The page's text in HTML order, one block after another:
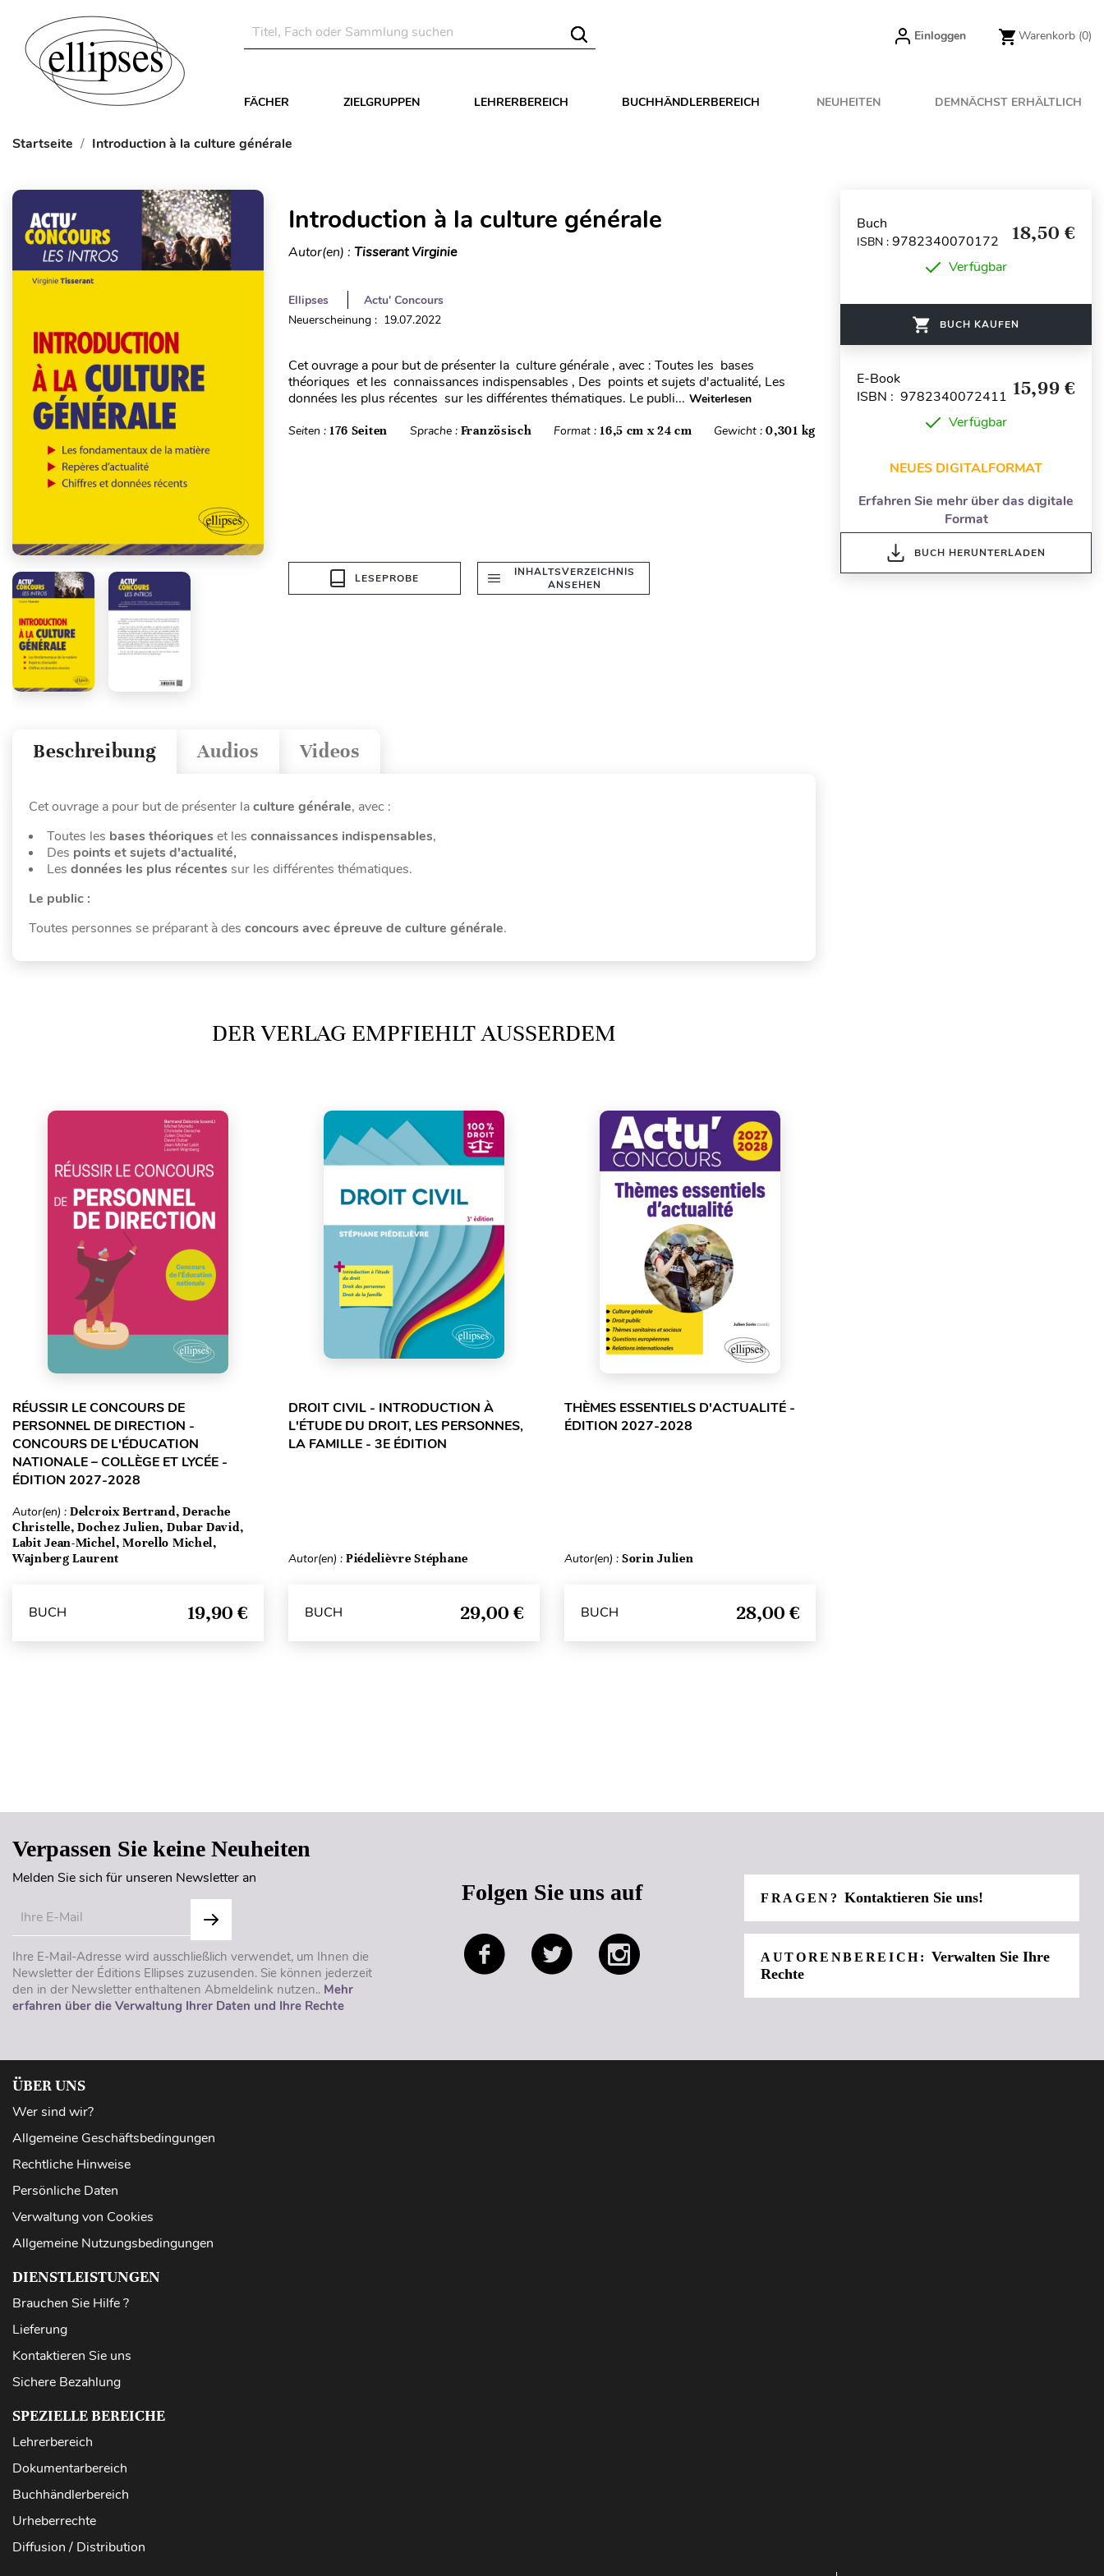
Einloggen Warenkorb (0)
FÄCHER ZIELGRUPPEN LEHRERBEREICH BUCHHÄNDLERBEREICH NEUHEITEN DEMNÄCHST ERHÄLTLICH
Startseite Introduction à la culture générale
Introduction à la culture générale
Autor(en) : Tisserant Virginie
Ellipses
Actu' Concours
Neuerscheinung : 19.07.2022
Cet ouvrage a pour but de présenter la culture générale , avec : Toutes les bases
théoriques et les connaissances indispensables , Des points et sujets d'actualité, Les
données les plus récentes sur les différentes thématiques. Le publi... Weiterlesen
Seiten : 176 Seiten Sprache : Französisch Format :16,5 cm x 24 cm Gewicht :0,301 kg
LESEPROBE
INHALTSVERZEICHNIS
ANSEHEN
Videos
Audios
Beschreibung
Cet ouvrage a pour but de présenter laculture générale, avec :
Toutes les bases théoriques et les connaissances indispensables,
Des points et sujets d'actualité,
Les données les plus récentes sur les différentes thématiques.
Le public :
Toutes personnes se préparant à des concours avec épreuve de culture générale.
DER VERLAG EMPFIEHLT AUSSERDEM
RÉUSSIR LE CONCOURS DE
PERSONNEL DE DIRECTION -
CONCOURS DE L'ÉDUCATION
NATIONALE – COLLÈGE ET LYCÉE -
ÉDITION 2027-2028
Autor(en) : Delcroix Bertrand, Derache
Christelle, Dochez Julien, Dubar David,
Labit Jean-Michel, Morello Michel,
Wajnberg Laurent
BUCH 19,90 €
DROIT CIVIL - INTRODUCTION À
L'ÉTUDE DU DROIT, LES PERSONNES,
LA FAMILLE - 3E ÉDITION
Autor(en) : Piédelièvre Stéphane
BUCH 29,00 €
THÈMES ESSENTIELS D'ACTUALITÉ -
ÉDITION 2027-2028
Autor(en) : Sorin Julien
BUCH 28,00 €
Buch
ISBN : 9782340070172 18,50 €
Verfügbar
BUCH KAUFEN
E-Book
ISBN : 9782340072411 15,99 €
Verfügbar
NEUES DIGITALFORMAT
Erfahren Sie mehr über das digitale
Format
BUCH HERUNTERLADEN
Verpassen Sie keine Neuheiten
Melden Sie sich für unseren Newsletter an
Ihre E-Mail-Adresse wird ausschließlich verwendet, um Ihnen die
Newsletter der Éditions Ellipses zuzusenden. Sie können jederzeit
den in der Newsletter enthaltenen Abmeldelink nutzen.. Mehr
erfahren über die Verwaltung Ihrer Daten und Ihre Rechte
Folgen Sie uns auf FRAGEN?Kontaktieren Sie uns!
AUTORENBEREICH:Verwalten Sie Ihre
Rechte
ÜBER UNS
Wer sind wir?
Allgemeine Geschäftsbedingungen
Rechtliche Hinweise
Persönliche Daten
Verwaltung von Cookies
Allgemeine Nutzungsbedingungen
DIENSTLEISTUNGEN
Brauchen Sie Hilfe ?
Lieferung
Kontaktieren Sie uns
Sichere Bezahlung
SPEZIELLE BEREICHE
Lehrerbereich
Dokumentarbereich
Buchhändlerbereich
Urheberrechte
Diffusion / Distribution